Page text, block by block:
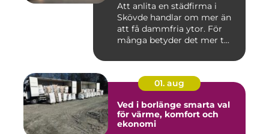
Att anlita en städfirma i
Skövde handlar om mer än
att få dammfria ytor. För
många betyder det mer t...
01. aug
Ved i borlänge smarta val
för värme, komfort och
ekonomi